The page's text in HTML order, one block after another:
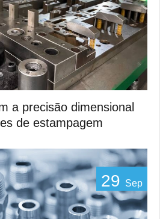
a precisão dimensional
de estampagem
29 Sep